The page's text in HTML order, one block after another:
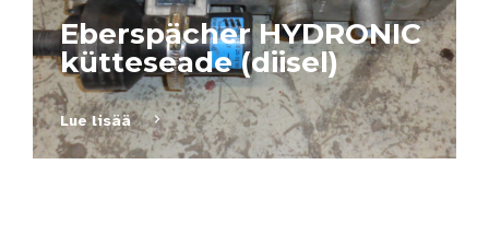
Eberspächer HYDRONIC
kütteseade (diisel)
Lue lisää